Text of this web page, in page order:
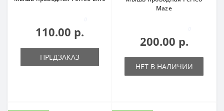
110.00 р.
ПРЕДЗАКАЗ
Maze
200.00 р.
НЕТ В НАЛИЧИИ